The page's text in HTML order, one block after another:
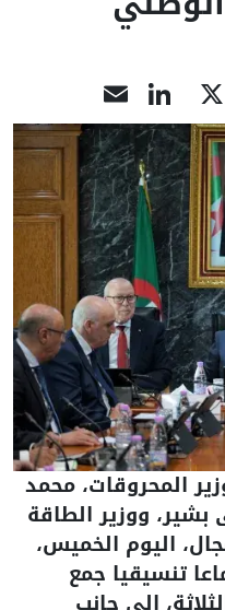
Facebook
LinkedIn
المحروقات، محمد
بشير، ووزير الطاقة
اليوم الخميس،
تنسيقيا جمع